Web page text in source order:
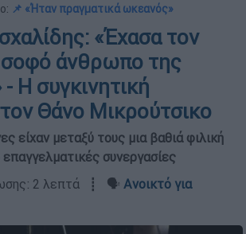
📌 «Ήταν πραγματικά ωκεανός»
«Έχασα τον
σοφό άνθρωπο της
Η συγκινητική
Θάνο Μικρούτσικο
είχαν μεταξύ τους μια βαθιά φιλική
συνεργασίες
2 λεπτά ┋ 🗣️ Ανοικτό για